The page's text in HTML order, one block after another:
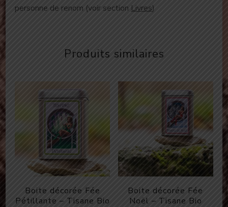
personne de renom (voir section Livres)
Produits similaires
Boite décorée Fée
Pétillante – Tisane Bio
Boite décorée Fée
Noël – Tisane Bio